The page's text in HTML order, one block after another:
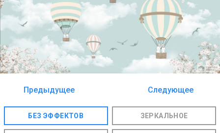
Предыдущее
Следующее
БЕЗ ЭФФЕКТОВ ЗЕРКАЛЬНОЕ